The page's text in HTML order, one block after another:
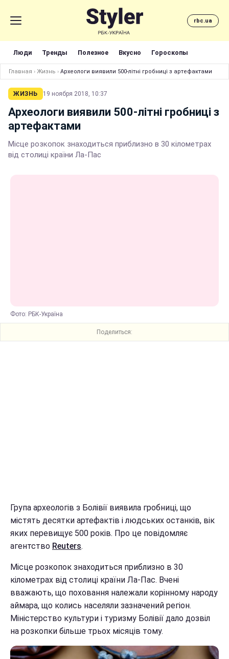
rbc.ua
Люди Тренды Полезное Вкусно Гороскопы
Главная › Жизнь › Археологи виявили 500-літні гробниці з артефактами
ЖИЗНЬ 19 ноября 2018, 10:37
Археологи виявили 500-літні гробниці з
артефактами
Місце розкопок знаходиться приблизно в 30 кілометрах
від столиці країни Ла-Пас
Фото: РБК-Україна
Поделиться:
Група археологів з Болівії виявила гробниці, що
містять десятки артефактів і людських останків, вік
яких перевищує 500 років. Про це повідомляє
агентство Reuters.
Місце розкопок знаходиться приблизно в 30
кілометрах від столиці країни Ла-Пас. Вчені
вважають, що поховання належали корінному народу
аймара, що колись населяли зазначений регіон.
Міністерство культури і туризму Болівії дало дозвіл
на розкопки більше трьох місяців тому.